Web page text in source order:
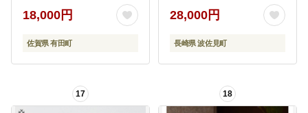
器 赤 レッド 華やか おし
ゃれ cn029
18,000円
佐賀県 有田町
28,000円
長崎県 波佐見町
17 18